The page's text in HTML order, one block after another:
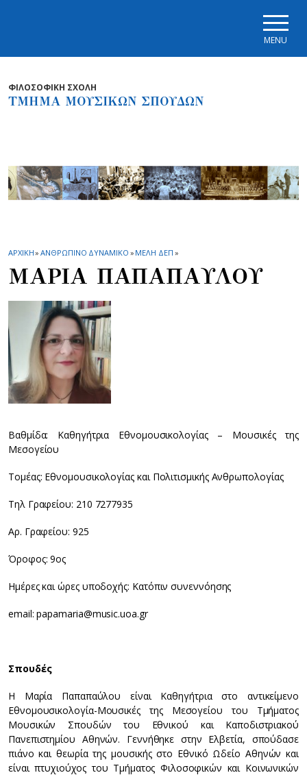
MENU
ΦΙΛΟΣΟΦΙΚΗ ΣΧΟΛΗ
ΤΜΗΜΑ ΜΟΥΣΙΚΩΝ ΣΠΟΥΔΩΝ
ΑΡΧΙΚΗ» ΑΝΘΡΩΠΙΝΟ ΔΥΝΑΜΙΚΟ » ΜΕΛΗ ΔΕΠ »
ΜΑΡΙΑ ΠΑΠΑΠΑΥΛΟΥ
Βαθμίδα: Καθηγήτρια Εθνομουσικολογίας – Μουσικές της
Μεσογείου
Τομέας: Εθνομουσικολογίας και Πολιτισμικής Ανθρωπολογίας
Τηλ Γραφείου: 210 7277935
Αρ. Γραφείου: 925
Όροφος: 9ος
Ημέρες και ώρες υποδοχής: Κατόπιν συνεννόησης
email: papamaria@music.uoa.gr
Σπουδές
Η Μαρία Παπαπαύλου είναι Καθηγήτρια στο αντικείμενο
Εθνομουσικολογία-Μουσικές της Μεσογείου του Τμήματος
Μουσικών Σπουδών του Εθνικού και Καποδιστριακού
Πανεπιστημίου Αθηνών. Γεννήθηκε στην Ελβετία, σπούδασε
πιάνο και θεωρία της μουσικής στο Εθνικό Ωδείο Αθηνών και
είναι πτυχιούχος του Τμήματος Φιλοσοφικών και Κοινωνικών